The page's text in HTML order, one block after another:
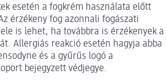
esetén a fogkrém használata előtt
érzékeny fog azonnali fogászati
is lehet, ha továbbra is érzékenyek a
Allergiás reakció esetén hagyja abba
és a gyűrűs logó a
bejegyzett védjegye.